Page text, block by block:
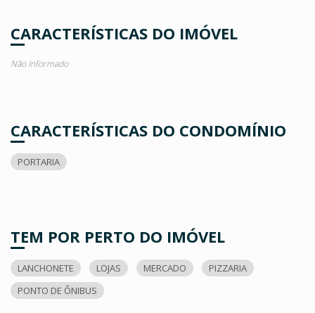
CARACTERÍSTICAS DO IMÓVEL
Não Informado
CARACTERÍSTICAS DO CONDOMÍNIO
PORTARIA
TEM POR PERTO DO IMÓVEL
LANCHONETE LOJAS MERCADO
PIZZARIA
PONTO DE ÔNIBUS